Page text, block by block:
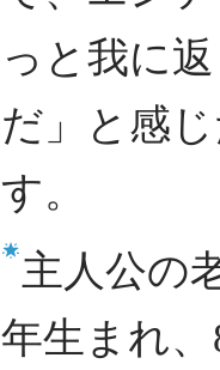
っと我に
だ」と感
す。
主人公の
年生まれ